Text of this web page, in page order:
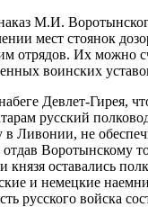
М.И.
мест стоянок
отрядов. Их можно
воинских
Девлет-Гирея,
русский
Ливонии, не
Воротынскому
князя оставались
и немецкие
русского войска